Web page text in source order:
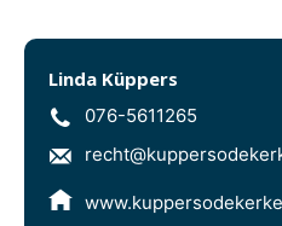
Linda Küppers
076-5611265